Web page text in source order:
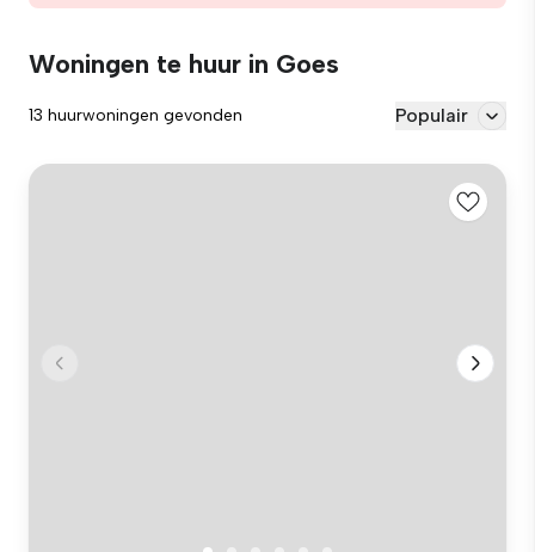
Woningen te huur in Goes
13 huurwoningen gevonden Populair